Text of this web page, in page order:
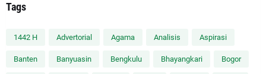
Tags
1442 H Advertorial Agama Analisis Aspirasi
Banten Banyuasin Bengkulu Bhayangkari Bogor